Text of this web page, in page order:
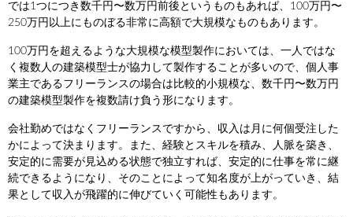
では1つにつき数千円〜数万円前後というものもあれば、100万円〜
250万円以上にものぼる非常に高額で大規模なものもあります。
100万円を超えるような大規模な模型製作においては、一人ではな
く複数人の建築模型士が協力して製作することが多いので、個人事
業主であるフリーランスの場合は比較的小規模な、数千円〜数万円
の建築模型製作を複数請け負う形になります。
会社勤めではなくフリーランスですから、収入は月に何個受注した
かによって決まります。また、経験とスキルを積み、人脈を築き、
安定的に需要が見込める状態で独立すれば、安定的に仕事を常に継
続できるようになり、そのことによって知名度が上がっていき、結
果として収入が飛躍的に伸びていく可能性もあります。